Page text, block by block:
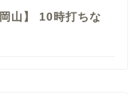
山】 10時打ちな